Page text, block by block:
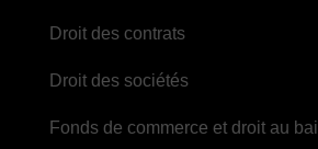
Droit des contrats
Droit des sociétés
Fonds de commerce et droit au bail